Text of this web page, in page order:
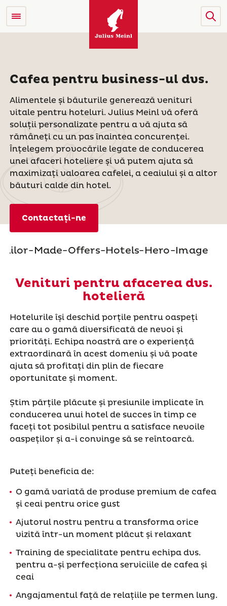
Cafea pentru business-ul dvs.
Alimentele și băuturile generează venituri
vitale pentru hoteluri. Julius Meinl vă oferă
soluții personalizate pentru a vă ajuta să
rămâneți cu un pas înaintea concurenței.
Înțelegem provocările legate de conducerea
unei afaceri hoteliere și vă putem ajuta să
maximizați valoarea cafelei, a ceaiului și a altor
băuturi calde din hotel.
Contactați-ne
Venituri pentru afacerea dvs.
hotelieră
Hotelurile își deschid porțile pentru oaspeți
care au o gamă diversificată de nevoi și
priorități. Echipa noastră are o experiență
extraordinară în acest domeniu și vă poate
ajuta să profitați din plin de fiecare
oportunitate și moment.
Știm părțile plăcute și presiunile implicate în
conducerea unui hotel de succes în timp ce
faceți tot posibilul pentru a satisface nevoile
oaspeților și a-i convinge să se reîntoarcă.
Puteți beneficia de:
O gamă variată de produse premium de cafea
și ceai pentru orice gust
Ajutorul nostru pentru a transforma orice
vizită într-un moment plăcut și relaxant
Training de specialitate pentru echipa dvs.
pentru a-și perfecționa serviciile de cafea și
ceai
Angajamentul față de relațiile pe termen lung.